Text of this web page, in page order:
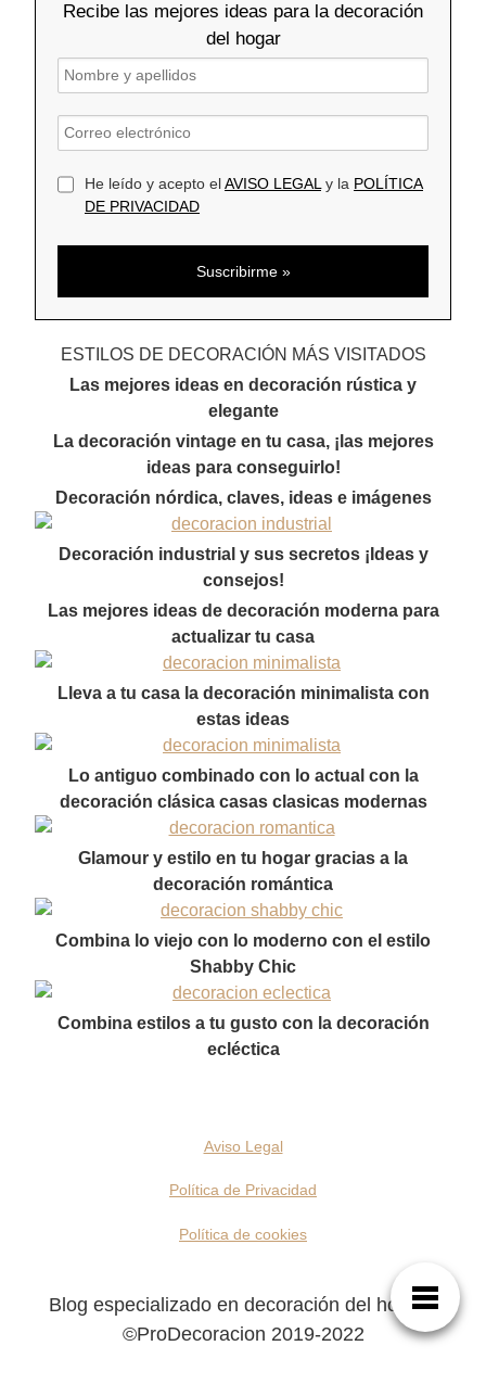
Recibe las mejores ideas para la decoración
del hogar
He leído y acepto elAVISO LEGAL y la POLÍTICA
DE PRIVACIDAD
ESTILOS DE DECORACIÓN MÁS VISITADOS
Las mejores ideas en decoración rústica y
elegante
La decoración vintage en tu casa, ¡las mejores
ideas para conseguirlo!
Decoración nórdica, claves, ideas e imágenes
Decoración industrial y sus secretos ¡Ideas y
consejos!
Las mejores ideas de decoración moderna para
actualizar tu casa
Lleva a tu casa la decoración minimalista con
estas ideas
Lo antiguo combinado con lo actual con la
decoración clásica casas clasicas modernas
Glamour y estilo en tu hogar gracias a la
decoración romántica
Combina lo viejo con lo moderno con el estilo
Shabby Chic
Combina estilos a tu gusto con la decoración
ecléctica
Aviso Legal
Política de Privacidad
Política de cookies
Blog especializado en decoración del hogar |
©ProDecoracion 2019-2022